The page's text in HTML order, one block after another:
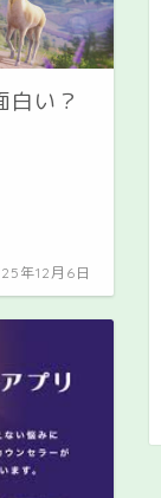
白い？
年12月6日